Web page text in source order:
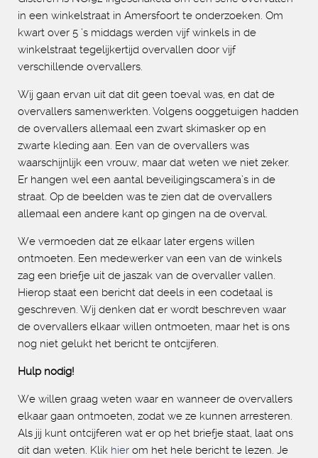
in een winkelstraat in Amersfoort te onderzoeken. Om
kwart over 5 ’s middags werden vijf winkels in de
winkelstraat tegelijkertijd overvallen door vijf
verschillende overvallers.
Wij gaan ervan uit dat dit geen toeval was, en dat de
overvallers samenwerkten. Volgens ooggetuigen hadden
de overvallers allemaal een zwart skimasker op en
zwarte kleding aan. Een van de overvallers was
waarschijnlijk een vrouw, maar dat weten we niet zeker.
Er hangen wel een aantal beveiligingscamera’s in de
straat. Op de beelden was te zien dat de overvallers
allemaal een andere kant op gingen na de overval.
We vermoeden dat ze elkaar later ergens willen
ontmoeten. Een medewerker van een van de winkels
zag een briefje uit de jaszak van de overvaller vallen.
Hierop staat een bericht dat deels in een codetaal is
geschreven. Wij denken dat er wordt beschreven waar
de overvallers elkaar willen ontmoeten, maar het is ons
nog niet gelukt het bericht te ontcijferen.
Hulp nodig!
We willen graag weten waar en wanneer de overvallers
elkaar gaan ontmoeten, zodat we ze kunnen arresteren.
Als jij kunt ontcijferen wat er op het briefje staat, laat ons
dit dan weten. Klik hier om het hele bericht te lezen. Je